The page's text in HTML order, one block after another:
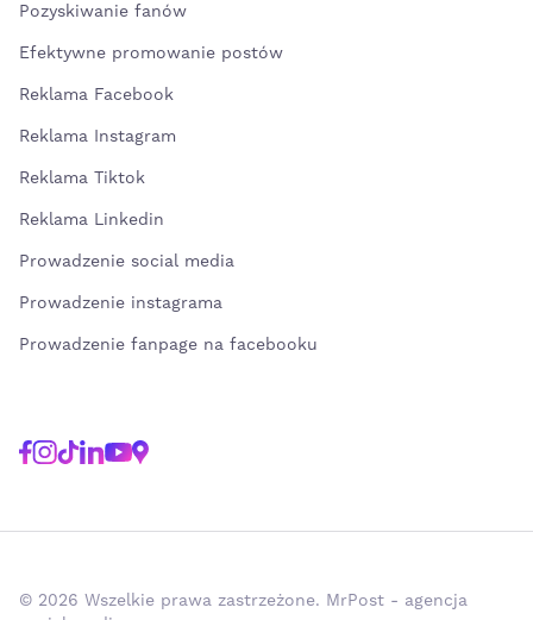
Pozyskiwanie fanów
Efektywne promowanie postów
Reklama Facebook
Reklama Instagram
Reklama Tiktok
Reklama Linkedin
Prowadzenie social media
Prowadzenie instagrama
Prowadzenie fanpage na facebooku
© 2026 Wszelkie prawa zastrzeżone. MrPost - agencja